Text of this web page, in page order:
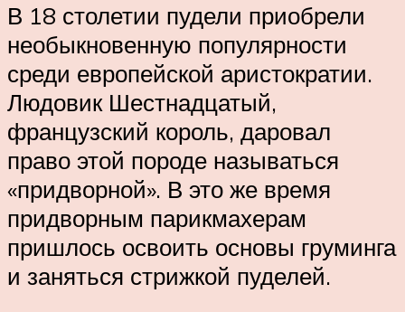
В 18 столетии пудели приобрели
необыкновенную популярности
среди европейской аристократии.
Людовик Шестнадцатый,
французский король, даровал
право этой породе называться
«придворной». В это же время
придворным парикмахерам
пришлось освоить основы груминга
и заняться стрижкой пуделей.